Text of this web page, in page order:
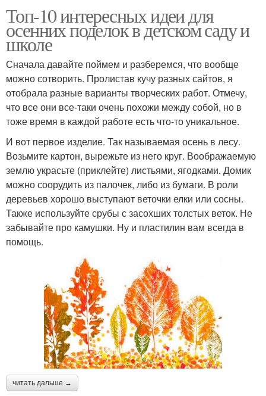
Топ-10 интересных идеи для
осенних поделок в детском саду и
школе
Сначала давайте поймем и разберемся, что вообще
можно сотворить. Пролистав кучу разных сайтов, я
отобрала разные варианты творческих работ. Отмечу,
что все они все-таки очень похожи между собой, но в
тоже время в каждой работе есть что-то уникальное.
И вот первое изделие. Так называемая осень в лесу.
Возьмите картон, вырежьте из него круг. Воображаемую
землю украсьте (приклейте) листьями, ягодками. Домик
можно соорудить из палочек, либо из бумаги. В роли
деревьев хорошо выступают веточки елки или сосны.
Также используйте срубы с засохших толстых веток. Не
забывайте про камушки. Ну и пластилин вам всегда в
помощь.
читать дальше →